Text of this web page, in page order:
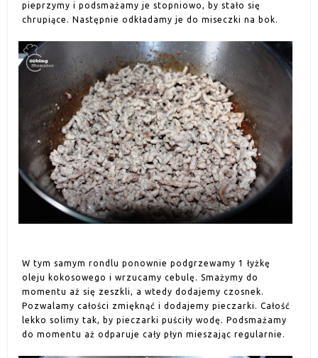
pieprzymy i podsmażamy je stopniowo, by stało się
chrupiące. Następnie odkładamy je do miseczki na bok.
W tym samym rondlu ponownie podgrzewamy 1 łyżkę
oleju kokosowego i wrzucamy cebulę. Smażymy do
momentu aż się zeszkli, a wtedy dodajemy czosnek.
Pozwalamy całości zmięknąć i dodajemy pieczarki. Całość
lekko solimy tak, by pieczarki puściły wodę. Podsmażamy
do momentu aż odparuje cały płyn mieszając regularnie.